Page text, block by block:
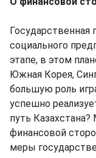
Государственная
социального
этапе, в этом
Южная Корея,
большую роль
успешно
путь
финансовой
меры